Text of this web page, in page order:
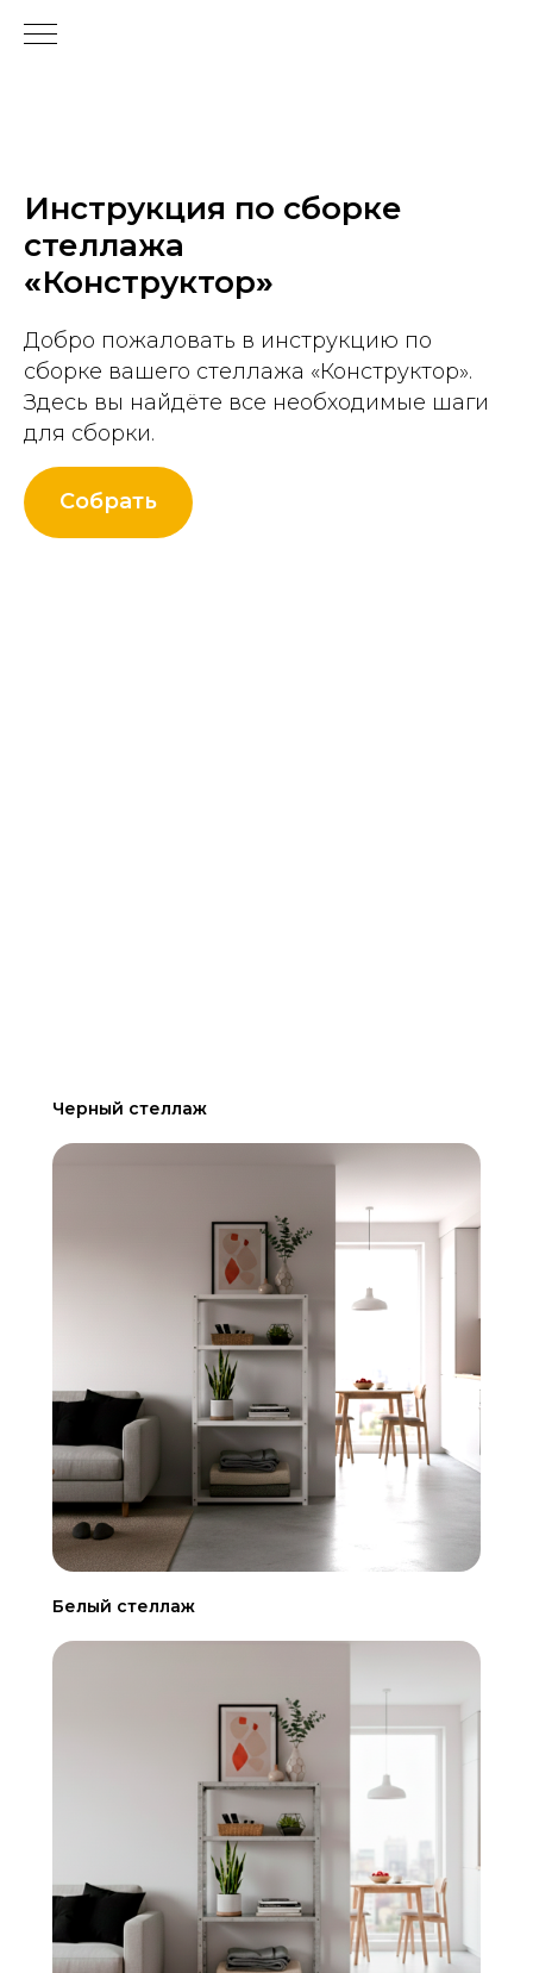
Инструкция по сборке
стеллажа
«Конструктор»
Добро пожаловать в инструкцию по
сборке вашего стеллажа «Конструктор».
Здесь вы найдёте все необходимые шаги
для сборки.
Собрать
Черный стеллаж
Белый стеллаж